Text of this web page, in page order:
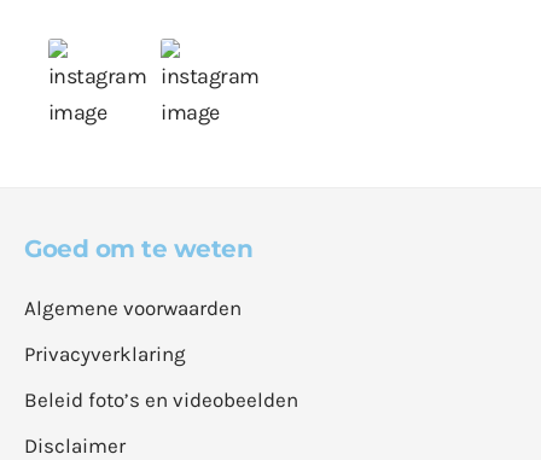
Goed om te weten
Algemene voorwaarden
Privacyverklaring
Beleid foto’s en videobeelden
Disclaimer